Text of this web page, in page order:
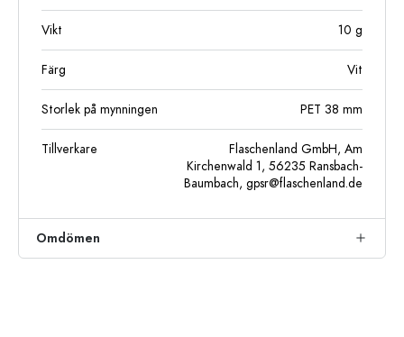
Vikt 10 g
Färg Vit
Storlek på mynningen PET 38 mm
Tillverkare
Flaschenland GmbH, Am
Kirchenwald 1, 56235 Ransbach-
Baumbach, gpsr@flaschenland.de
Omdömen